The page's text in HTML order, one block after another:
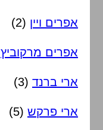
אפרים ויין (2)
אפרים מרקוביץ
ארי ברנד (3)
ארי פרקש (5)